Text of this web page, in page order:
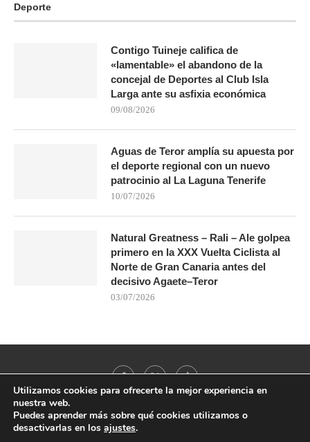
Deporte
Contigo Tuineje califica de
«lamentable» el abandono de la
concejal de Deportes al Club Isla
Larga ante su asfixia económica
09/08/2026
Aguas de Teror amplía su apuesta por
el deporte regional con un nuevo
patrocinio al La Laguna Tenerife
10/07/2026
Natural Greatness – Rali – Ale golpea
primero en la XXX Vuelta Ciclista al
Norte de Gran Canaria antes del
decisivo Agaete–Teror
03/07/2026
@2021 - All Right Reserved. Designed and Developed by
Utilizamos cookies para ofrecerte la mejor experiencia en
nuestra web.
Puedes aprender más sobre qué cookies utilizamos o
desactivarlas en los ajustes.